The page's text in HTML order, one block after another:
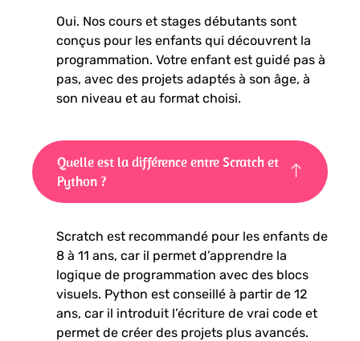
Oui. Nos cours et stages débutants sont
conçus pour les enfants qui découvrent la
programmation. Votre enfant est guidé pas à
pas, avec des projets adaptés à son âge, à
son niveau et au format choisi.
Quelle est la différence entre Scratch et
Python ?
Scratch est recommandé pour les enfants de
8 à 11 ans, car il permet d’apprendre la
logique de programmation avec des blocs
visuels. Python est conseillé à partir de 12
ans, car il introduit l’écriture de vrai code et
permet de créer des projets plus avancés.